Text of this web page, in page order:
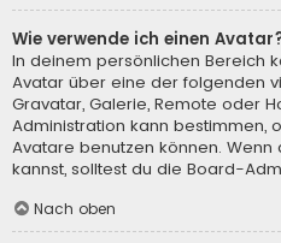
Wie verwende ich einen
In deinem persönlichen Bereich
Avatar über eine der folgenden
Gravatar, Galerie, Remote oder
Administration kann bestimmen,
Avatare benutzen können.
kannst, solltest du die Board-
Nach oben